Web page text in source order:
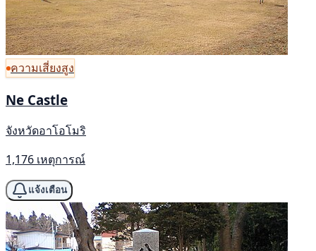
ความเสี่ยงสูง
Ne Castle
จังหวัดอาโอโมริ
1,176 เหตุการณ์
แจ้งเตือน